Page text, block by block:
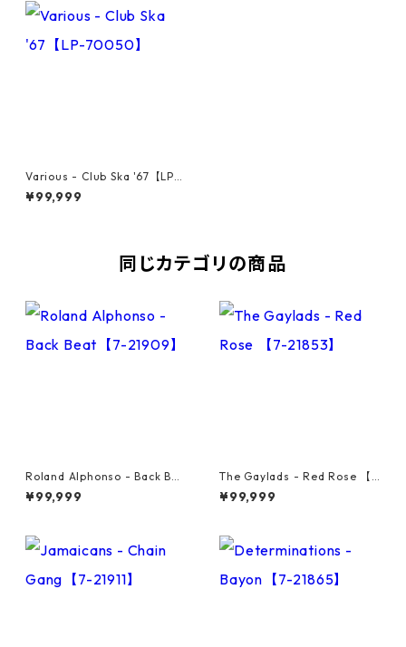
Various - Club Ska '67【LP-7
0050】
¥99,999
同じカテゴリの商品
Roland Alphonso - Back Bea
t【7-21909】
¥99,999
The Gaylads - Red Rose 【7
-21853】
¥99,999